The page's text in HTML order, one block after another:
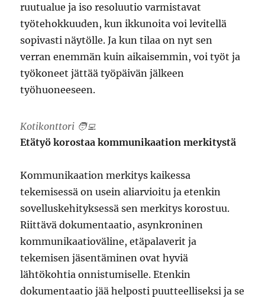
ruutualue ja iso resoluutio varmistavat
työtehokkuuden, kun ikkunoita voi levitellä
sopivasti näytölle. Ja kun tilaa on nyt sen
verran enemmän kuin aikaisemmin, voi työt ja
työkoneet jättää työpäivän jälkeen
työhuoneeseen.
Kotikonttori 🧑‍💻
Etätyö korostaa kommunikaation merkitystä
Kommunikaation merkitys kaikessa
tekemisessä on usein aliarvioitu ja etenkin
sovelluskehityksessä sen merkitys korostuu.
Riittävä dokumentaatio, asynkroninen
kommunikaatioväline, etäpalaverit ja
tekemisen jäsentäminen ovat hyviä
lähtökohtia onnistumiselle. Etenkin
dokumentaatio jää helposti puutteelliseksi ja se